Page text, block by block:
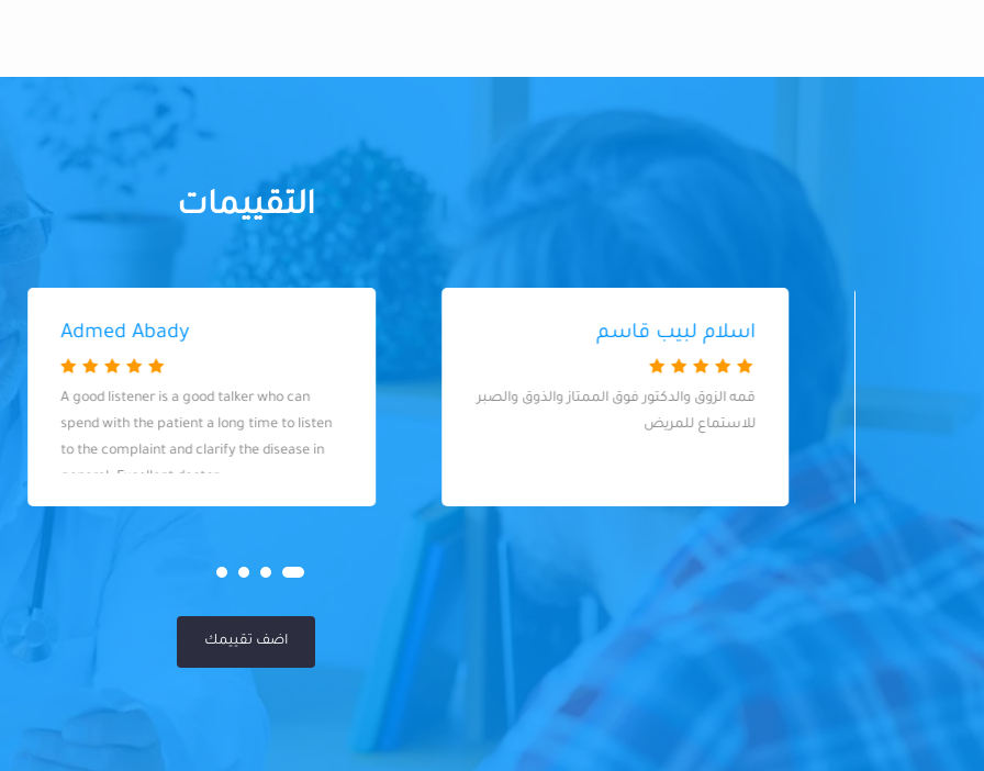
التقييمات
اسلام لبيب قاسم
قمه الزوق والدكتور فوق الممتاز والذوق والصبر
للاستماع للمريض
Admed Abady
A good listener is a good talker who can
spend with the patient a long time to listen
to the complaint and clarify the disease in
general. Excellent doctor
اضف تقييمك